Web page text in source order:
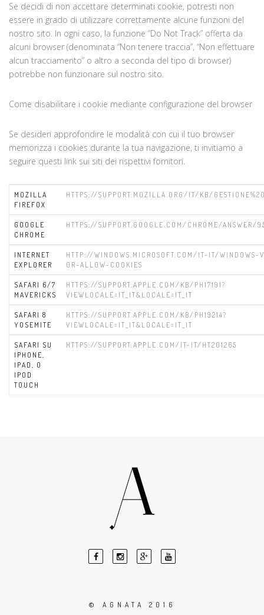
Se decidi di non accettare determinati cookie, potresti non
essere in grado di utilizzare correttamente alcune funzioni del
nostro sito. In ogni caso, la funzione “Do Not Track” offerta da
alcuni browser (denominata “Non tenere traccia”, “Non effettuare
alcun tracciamento” o altro a seconda del tipo di browser)
potrebbe non funzionare sul nostro sito.
Come disabilitare i cookie mediante configurazione del browser
Se desideri approfondire le modalità con cui il tuo browser
memorizza i cookies durante la tua navigazione, ti invitiamo a
seguire questi link sui siti dei rispettivi fornitori.
MOZILLA
FIREFOX
HTTPS://SUPPORT.MOZILLA.ORG/IT/KB/
GOOGLE
CHROME
HTTPS://SUPPORT.GOOGLE.COM/CHROME/ANSWER/
INTERNET
EXPLORER
HTTP://WINDOWS.MICROSOFT.COM/IT-IT/WINDOWS-
OR-ALLOW-COOKIES
SAFARI 6/7
MAVERICKS
HTTPS://SUPPORT.APPLE.COM/KB/PH17191?
VIEWLOCALE=IT_IT&LOCALE=IT_IT
SAFARI 8
YOSEMITE
HTTPS://SUPPORT.APPLE.COM/KB/PH19214?
VIEWLOCALE=IT_IT&LOCALE=IT_IT
SAFARI SU
IPHONE,
IPAD, O
IPOD
TOUCH
HTTPS://SUPPORT.APPLE.COM/IT-IT/HT201265
© AGNATA 2016